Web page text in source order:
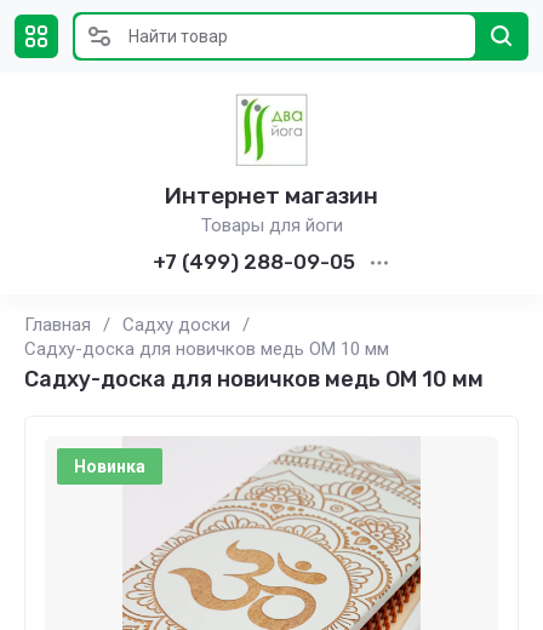
Интернет магазин
Товары для йоги
+7 (499) 288-09-05
Главная / Садху доски
/
Садху-доска для новичков медь ОМ 10 мм
Садху-доска для новичков медь ОМ 10 мм
Новинка